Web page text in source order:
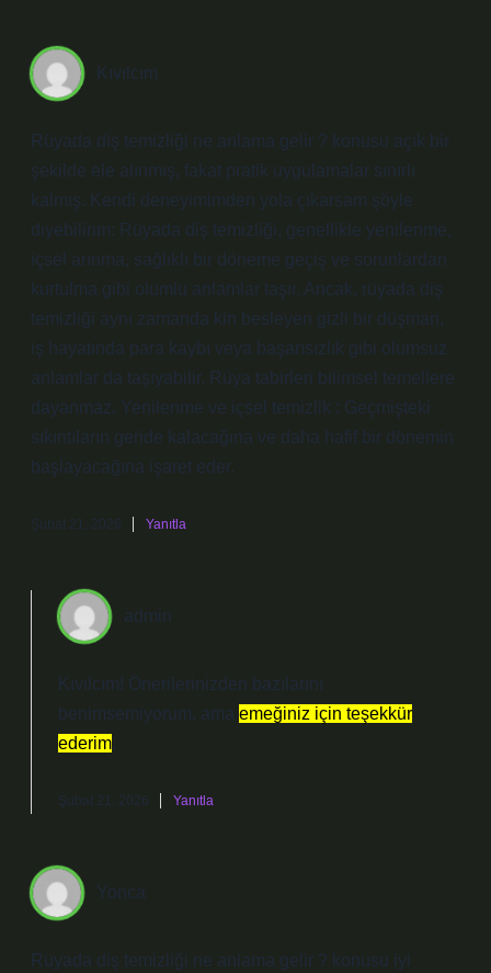
Kıvılcım
Rüyada diş temizliği ne anlama gelir ? konusu açık bir
şekilde ele alınmış, fakat pratik uygulamalar sınırlı
kalmış. Kendi deneyimimden yola çıkarsam şöyle
diyebilirim: Rüyada diş temizliği, genellikle yenilenme,
içsel arınma, sağlıklı bir döneme geçiş ve sorunlardan
kurtulma gibi olumlu anlamlar taşır. Ancak, rüyada diş
temizliği aynı zamanda kin besleyen gizli bir düşman,
iş hayatında para kaybı veya başarısızlık gibi olumsuz
anlamlar da taşıyabilir. Rüya tabirleri bilimsel temellere
dayanmaz. Yenilenme ve içsel temizlik : Geçmişteki
sıkıntıların geride kalacağına ve daha hafif bir dönemin
başlayacağına işaret eder.
Şubat 21, 2026 Yanıtla
admin
Kıvılcım! Önerilerinizden bazılarını
benimsemiyorum, ama emeğiniz için teşekkür
ederim.
Şubat 21, 2026 Yanıtla
Yonca
Rüyada diş temizliği ne anlama gelir ? konusu iyi